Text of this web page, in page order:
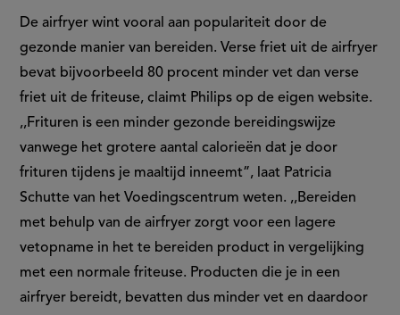
De airfryer wint vooral aan populariteit door de
gezonde manier van bereiden. Verse friet uit de airfryer
bevat bijvoorbeeld 80 procent minder vet dan verse
friet uit de friteuse, claimt Philips op de eigen website.
,,Frituren is een minder gezonde bereidingswijze
vanwege het grotere aantal calorieën dat je door
frituren tijdens je maaltijd inneemt”, laat Patricia
Schutte van het Voedingscentrum weten. ,,Bereiden
met behulp van de airfryer zorgt voor een lagere
vetopname in het te bereiden product in vergelijking
met een normale friteuse. Producten die je in een
airfryer bereidt, bevatten dus minder vet en daardoor